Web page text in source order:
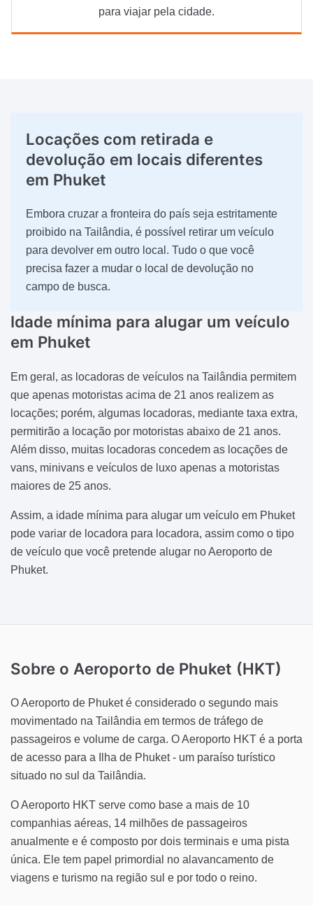
para viajar pela cidade.
Locações com retirada e
devolução em locais diferentes
em Phuket
Embora cruzar a fronteira do país seja estritamente
proibido na Tailândia, é possível retirar um veículo
para devolver em outro local. Tudo o que você
precisa fazer a mudar o local de devolução no
campo de busca.
Idade mínima para alugar um veículo
em Phuket
Em geral, as locadoras de veículos na Tailândia permitem
que apenas motoristas acima de 21 anos realizem as
locações; porém, algumas locadoras, mediante taxa extra,
permitirão a locação por motoristas abaixo de 21 anos.
Além disso, muitas locadoras concedem as locações de
vans, minivans e veículos de luxo apenas a motoristas
maiores de 25 anos.
Assim, a idade mínima para alugar um veículo em Phuket
pode variar de locadora para locadora, assim como o tipo
de veículo que você pretende alugar no Aeroporto de
Phuket.
Sobre o Aeroporto de Phuket (HKT)
O Aeroporto de Phuket é considerado o segundo mais
movimentado na Tailândia em termos de tráfego de
passageiros e volume de carga. O Aeroporto HKT é a porta
de acesso para a Ilha de Phuket - um paraíso turístico
situado no sul da Tailândia.
O Aeroporto HKT serve como base a mais de 10
companhias aéreas, 14 milhões de passageiros
anualmente e é composto por dois terminais e uma pista
única. Ele tem papel primordial no alavancamento de
viagens e turismo na região sul e por todo o reino.